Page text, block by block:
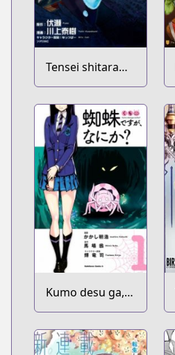
Tensei shitara
Slime Datta Ken
Kumo desu ga,
Nani ka?